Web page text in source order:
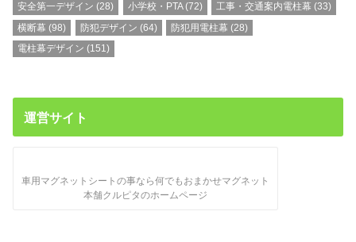
安全第一デザイン (28) 小学校・PTA(72) 工事・交通案内電柱幕 (33)
横断幕 (98) 防犯デザイン (64) 防犯用電柱幕 (28)
電柱幕デザイン (151)
運営サイト
車用マグネットシートの事なら何でもおまかせマグネット
本舗クルピタのホームページ